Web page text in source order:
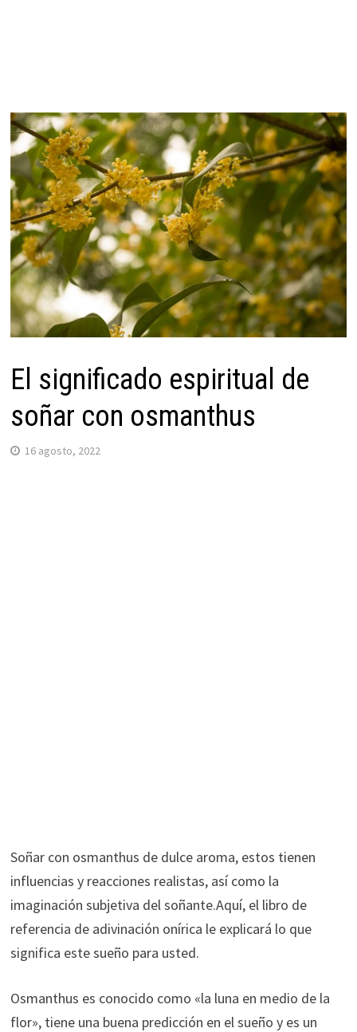
El significado espiritual de
soñar con osmanthus
16 agosto, 2022
Soñar con osmanthus de dulce aroma, estos tienen
influencias y reacciones realistas, así como la
imaginación subjetiva del soñante.Aquí, el libro de
referencia de adivinación onírica le explicará lo que
significa este sueño para usted.
Osmanthus es conocido como «la luna en medio de la
flor», tiene una buena predicción en el sueño y es un